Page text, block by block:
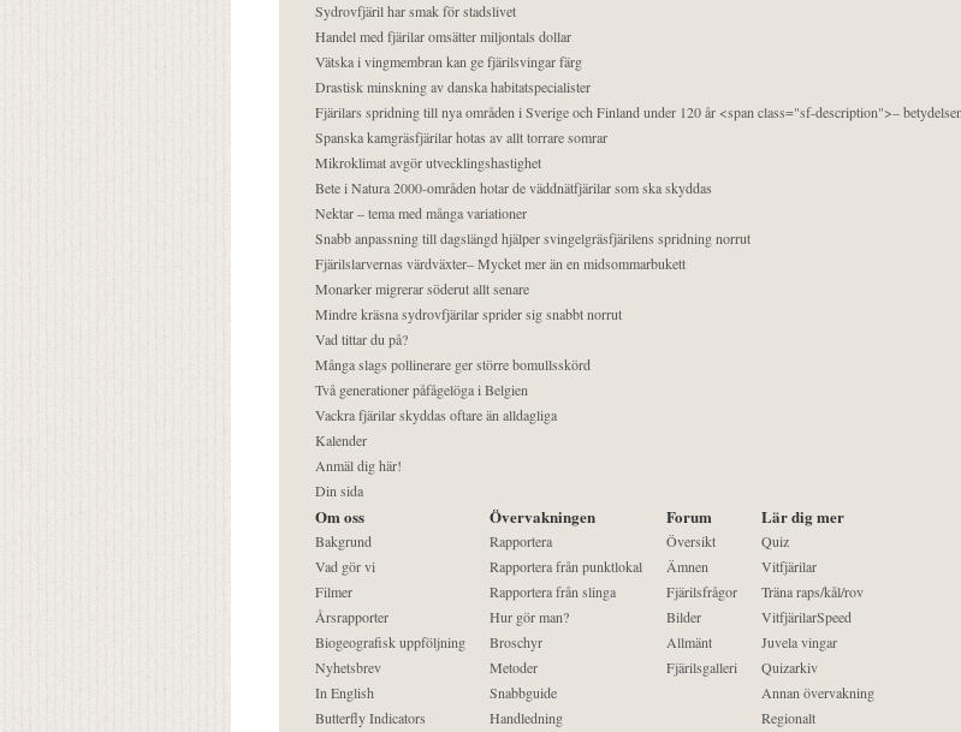
Sydrovfjäril har smak för stadslivet
Handel med fjärilar omsätter miljontals dollar
Vätska i vingmembran kan ge fjärilsvingar färg
Drastisk minskning av danska habitatspecialister
Fjärilars spridning till nya områden i Sverige och Finland under 120 år <span class="sf-description">–
Spanska kamgräsfjärilar hotas av allt torrare somrar
Mikroklimat avgör utvecklingshastighet
Bete i Natura 2000-områden hotar de väddnätfjärilar som ska skyddas
Nektar – tema med många variationer
Snabb anpassning till dagslängd hjälper svingelgräsfjärilens spridning norrut
Fjärilslarvernas värdväxter– Mycket mer än en midsommarbukett
Monarker migrerar söderut allt senare
Mindre kräsna sydrovfjärilar sprider sig snabbt norrut
Vad tittar du på?
Många slags pollinerare ger större bomullsskörd
Två generationer påfågelöga i Belgien
Vackra fjärilar skyddas oftare än alldagliga
Kalender
Anmäl dig här!
Din sida
Om oss
Bakgrund
Vad gör vi
Filmer
Årsrapporter
Biogeografisk uppföljning
Nyhetsbrev
In English
Butterfly Indicators
Övervakningen
Rapportera
Rapportera från punktlokal
Rapportera från slinga
Hur gör man?
Broschyr
Metoder
Snabbguide
Handledning
Forum
Översikt
Ämnen
Fjärilsfrågor
Bilder
Allmänt
Fjärilsgalleri
Lär dig mer
Quiz
Vitfjärilar
Träna raps/kål/rov
VitfjärilarSpeed
Juvela vingar
Quizarkiv
Annan övervakning
Regionalt